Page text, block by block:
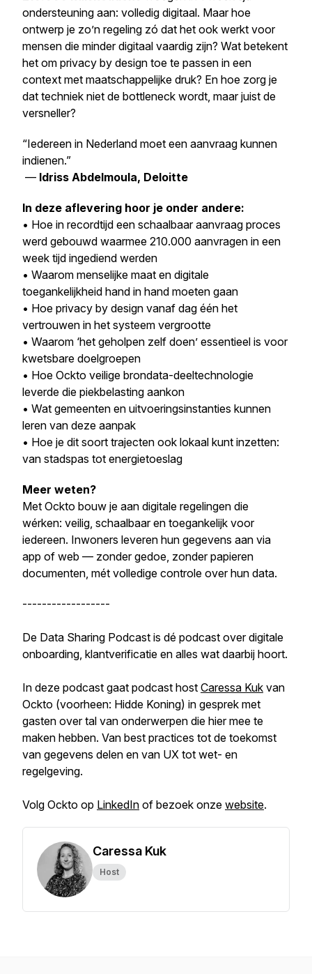
ondersteuning aan: volledig digitaal. Maar hoe
ontwerp je zo’n regeling zó dat het ook werkt voor
mensen die minder digitaal vaardig zijn? Wat betekent
het om privacy by design toe te passen in een
context met maatschappelijke druk? En hoe zorg je
dat techniek niet de bottleneck wordt, maar juist de
versneller?
“Iedereen in Nederland moet een aanvraag kunnen
indienen.”
— Idriss Abdelmoula, Deloitte
In deze aflevering hoor je onder andere:
• Hoe in recordtijd een schaalbaar aanvraag proces
werd gebouwd waarmee 210.000 aanvragen in een
week tijd ingediend werden
• Waarom menselijke maat en digitale
toegankelijkheid hand in hand moeten gaan
• Hoe privacy by design vanaf dag één het
vertrouwen in het systeem vergrootte
• Waarom ‘het geholpen zelf doen’ essentieel is voor
kwetsbare doelgroepen
• Hoe Ockto veilige brondata-deeltechnologie
leverde die piekbelasting aankon
• Wat gemeenten en uitvoeringsinstanties kunnen
leren van deze aanpak
• Hoe je dit soort trajecten ook lokaal kunt inzetten:
van stadspas tot energietoeslag
Meer weten?
Met Ockto bouw je aan digitale regelingen die
wérken: veilig, schaalbaar en toegankelijk voor
iedereen. Inwoners leveren hun gegevens aan via
app of web — zonder gedoe, zonder papieren
documenten, mét volledige controle over hun data.
------------------
De Data Sharing Podcast is dé podcast over digitale
onboarding, klantverificatie en alles wat daarbij hoort.
In deze podcast gaat podcast host Caressa Kuk van
Ockto (voorheen: Hidde Koning) in gesprek met
gasten over tal van onderwerpen die hier mee te
maken hebben. Van best practices tot de toekomst
van gegevens delen en van UX tot wet- en
regelgeving.
Volg Ockto op LinkedIn of bezoek onze website.
Caressa Kuk
Host